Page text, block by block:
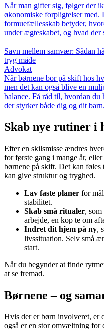
Når man gifter sig, følger der
økonomiske forpligtelser med.
formuefællesskab betyder,
under ægteskabet, og hvad der
Savn mellem samvær: Sådan
tryg måde
Advokat
Når børnene bor på skift hos
men det kan også blive en
balance. Få råd til, hvordan du
der styrker både dig og dit barn.
Skab nye rutiner i
Efter en skilsmisse ændres
for første gang i mange år,
børnene på skift. Det kan
kan give struktur og tryghed.
Lav faste planer for
stabilitet.
Skab små ritualer,
arbejde, en kop te om
Indret dit hjem på ny,
livssituation. Selv små
start.
Når du begynder at finde
at se fremad.
Børnene – og
Hvis der er børn involveret, er
også er en stor omvæltning for